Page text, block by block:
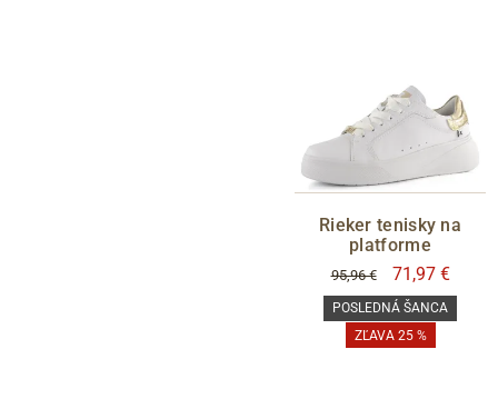
Rieker tenisky na
platforme
95,96 € 71,97 €
POSLEDNÁ ŠANCA
ZĽAVA 25 %